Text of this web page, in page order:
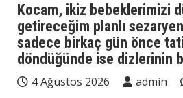
Kocam, ikiz bebeklerimizi
getireceğim planlı
sadece birkaç gün önce
döndüğünde ise dizlerinin
4 Ağustos 2026 admin